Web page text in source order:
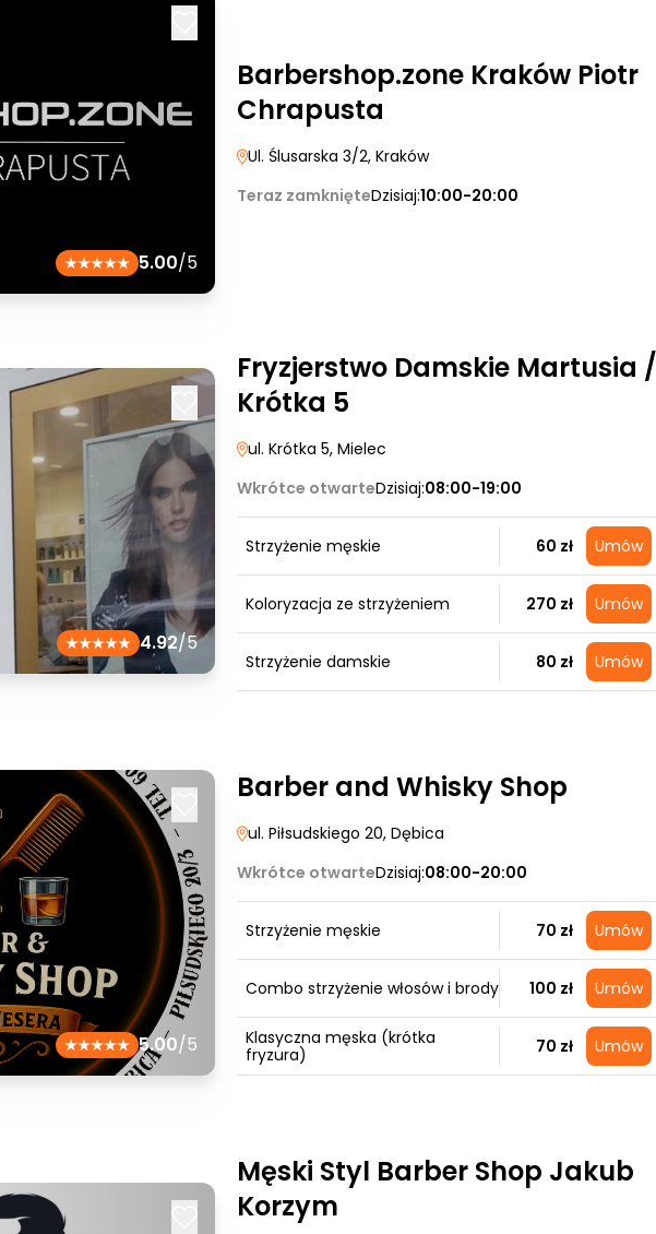
5.00/5
Barbershop.zone Kraków Piotr
Chrapusta
Ul. Ślusarska 3/2, Kraków
Teraz zamknięteDzisiaj:10:00-20:00
4.92/5
Fryzjerstwo Damskie Martusia /
Krótka 5
ul. Krótka 5, Mielec
Wkrótce otwarteDzisiaj:08:00-19:00
Strzyżenie męskie 60 zł Umów
Koloryzacja ze strzyżeniem 270 zł Umów
Strzyżenie damskie 80 zł Umów
5.00/5
Barber and Whisky Shop
ul. Piłsudskiego 20, Dębica
Wkrótce otwarteDzisiaj:08:00-20:00
Strzyżenie męskie 70 zł Umów
Combo strzyżenie włosów i brody 100 zł Umów
Klasyczna męska (krótka
fryzura)
70 zł Umów
Męski Styl Barber Shop Jakub
Korzym